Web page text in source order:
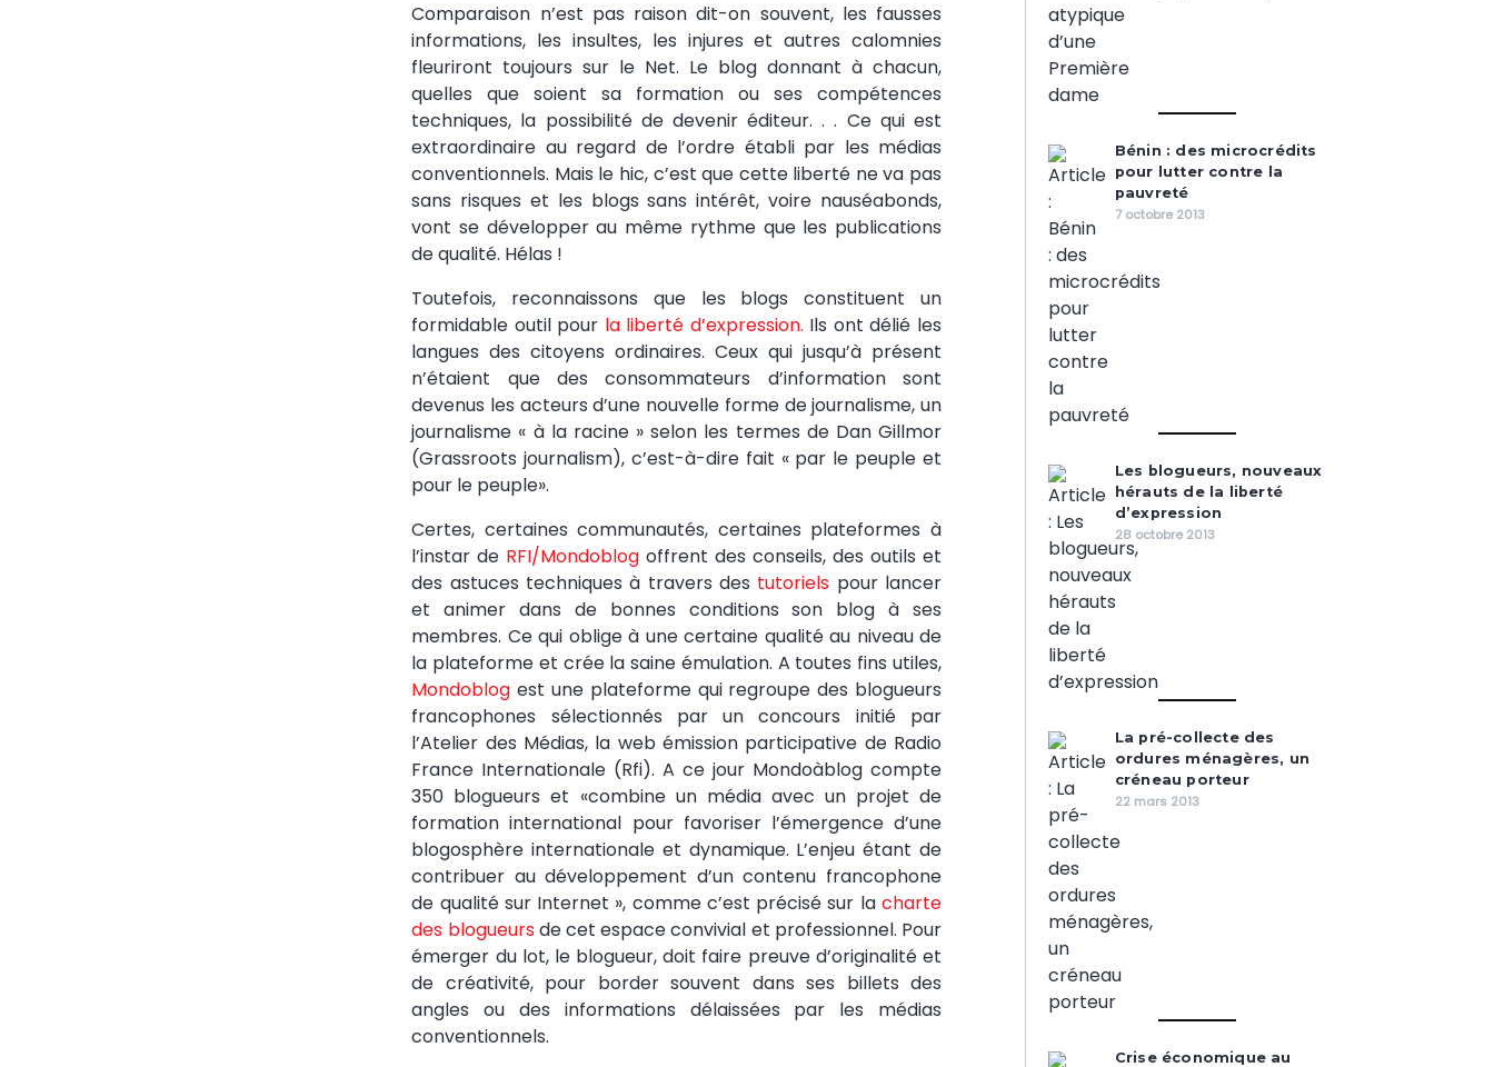
Comparaison n’est pas raison dit-on souvent, les fausses
informations, les insultes, les injures et autres calomnies
fleuriront toujours sur le Net. Le blog donnant à chacun,
quelles que soient sa formation ou ses compétences
techniques, la possibilité de devenir éditeur. . . Ce qui est
extraordinaire au regard de l’ordre établi par les médias
conventionnels. Mais le hic, c’est que cette liberté ne va pas
sans risques et les blogs sans intérêt, voire nauséabonds,
vont se développer au même rythme que les publications
de qualité. Hélas !
Toutefois, reconnaissons que les blogs constituent un
formidable outil pour la liberté d’expression. Ils ont délié les
langues des citoyens ordinaires. Ceux qui jusqu’à présent
n’étaient que des consommateurs d’information sont
devenus les acteurs d’une nouvelle forme de journalisme, un
journalisme « à la racine » selon les termes de Dan Gillmor
(Grassroots journalism), c’est-à-dire fait « par le peuple et
pour le peuple».
Certes, certaines communautés, certaines plateformes à
l’instar de RFI/Mondoblog offrent des conseils, des outils et
des astuces techniques à travers des tutoriels pour lancer
et animer dans de bonnes conditions son blog à ses
membres. Ce qui oblige à une certaine qualité au niveau de
la plateforme et crée la saine émulation. A toutes fins utiles,
Mondoblog est une plateforme qui regroupe des blogueurs
francophones sélectionnés par un concours initié par
l’Atelier des Médias, la web émission participative de Radio
France Internationale (Rfi). A ce jour Mondoàblog compte
350 blogueurs et «combine un média avec un projet de
formation international pour favoriser l’émergence d’une
blogosphère internationale et dynamique. L’enjeu étant de
contribuer au développement d’un contenu francophone
de qualité sur Internet », comme c’est précisé sur la charte
des blogueursde cet espace convivial et professionnel. Pour
émerger du lot, le blogueur, doit faire preuve d’originalité et
de créativité, pour border souvent dans ses billets des
angles ou des informations délaissées par les médias
conventionnels.
Bénin : des microcrédits
pour lutter contre la
pauvreté
7 octobre 2013
Les blogueurs, nouveaux
hérauts de la liberté
d’expression
28 octobre 2013
La pré-collecte des
ordures ménagères, un
créneau porteur
22 mars 2013
Crise économique au